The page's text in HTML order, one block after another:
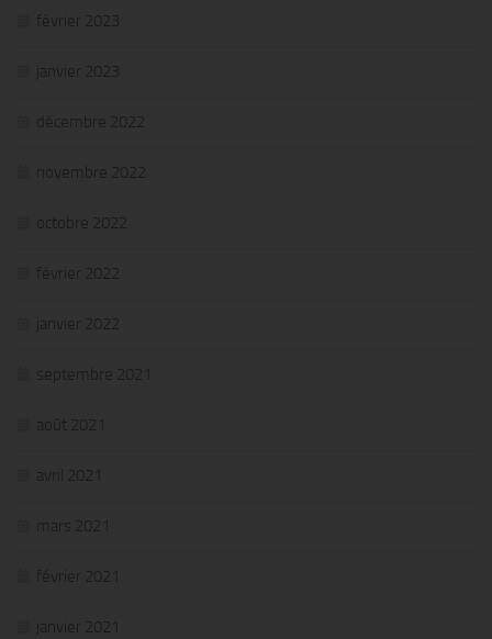
février 2023
janvier 2023
décembre 2022
novembre 2022
octobre 2022
février 2022
janvier 2022
septembre 2021
août 2021
avril 2021
mars 2021
février 2021
janvier 2021